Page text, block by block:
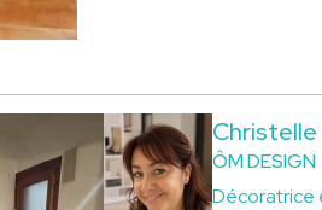
Christelle
ÔM DESIGN
Décoratrice